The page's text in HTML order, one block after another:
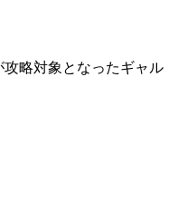
略対象となったギャル